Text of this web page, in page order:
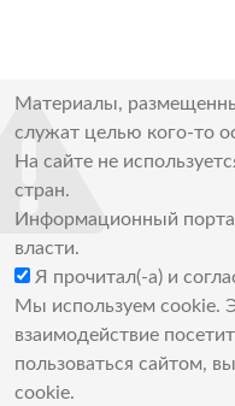
Материалы,
служат целью кого-то
На сайте не
стран.
Информационный
власти.
Я прочитал(-а) и
Мы используем cookie.
взаимодействие
пользоваться сайтом,
cookie.